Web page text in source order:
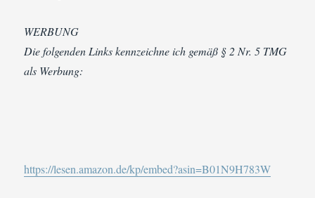
WERBUNG
Die folgenden Links kennzeichne ich gemäß § 2 Nr. 5 TMG
als Werbung:
https://lesen.amazon.de/kp/embed?asin=B01N9H783W